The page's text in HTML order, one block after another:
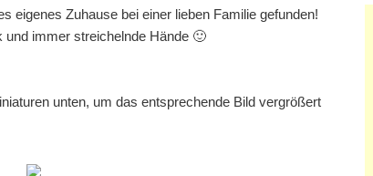
eigenes Zuhause bei einer lieben Familie gefunden!
immer streichelnde Hände 🙂
unten, um das entsprechende Bild vergrößert